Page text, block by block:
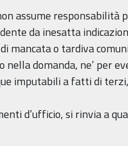
assume responsabilità
da inesatta
mancata o tardiva
nella domanda, ne’ per
imputabili a fatti di
d’ufficio, si rinvia a